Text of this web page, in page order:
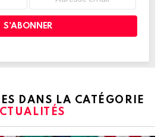
DANS LA CATÉGORIE